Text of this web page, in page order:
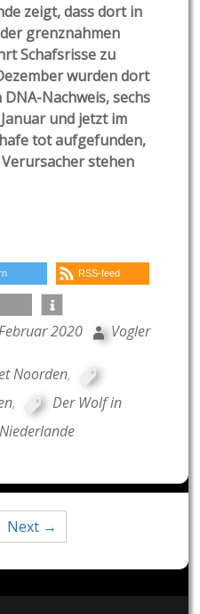
zeigt, dass dort in
grenznahmen
Schafsrisse zu
wurden dort
Nachweis, sechs
und jetzt im
tot aufgefunden,
stehen
RSS-feed
2020 Vogler
Noorden,
,
Der Wolf in
Niederlande
Next →